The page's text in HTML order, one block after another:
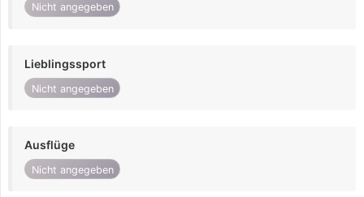
Nicht angegeben
Lieblingssport
Nicht angegeben
Ausflüge
Nicht angegeben